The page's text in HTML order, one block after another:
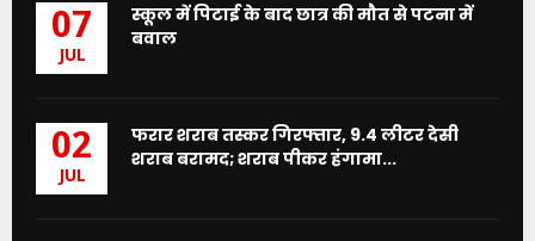
07
JUL
स्कूल में पिटाई के बाद छात्र की मौत से पटना में
बवाल
02
JUL
फरार शराब तस्कर गिरफ्तार, 9.4 लीटर देसी
शराब बरामद; शराब पीकर हंगामा...